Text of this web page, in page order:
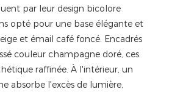
par leur design bicolore
opté pour une base élégante et
et émail café foncé. Encadrés
couleur champagne doré, ces
raffinée. À l'intérieur, un
absorbe l'excès de lumière,